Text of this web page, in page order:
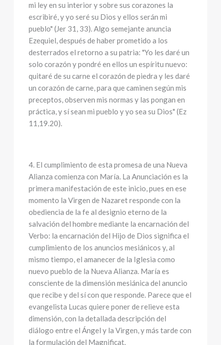
mi ley en su interior y sobre sus corazones la
escribiré, y yo seré su Dios y ellos serán mi
pueblo" (Jer 31, 33). Algo semejante anuncia
Ezequiel, después de haber prometido a los
desterrados el retorno a su patria: "Yo les daré un
solo corazón y pondré en ellos un espíritu nuevo:
quitaré de su carne el corazón de piedra y les daré
un corazón de carne, para que caminen según mis
preceptos, observen mis normas y las pongan en
práctica, y sí sean mi pueblo y yo sea su Dios" (Ez
11,19.20).
4. El cumplimiento de esta promesa de una Nueva
Alianza comienza con María. La Anunciación es la
primera manifestación de este inicio, pues en ese
momento la Virgen de Nazaret responde con la
obediencia de la fe al designio eterno de la
salvación del hombre mediante la encarnación del
Verbo: la encarnación del Hijo de Dios significa el
cumplimiento de los anuncios mesiánicos y, al
mismo tiempo, el amanecer de la Iglesia como
nuevo pueblo de la Nueva Alianza. María es
consciente de la dimensión mesiánica del anuncio
que recibe y del sí con que responde. Parece que el
evangelista Lucas quiere poner de relieve esta
dimensión, con la detallada descripción del
diálogo entre el Ángel y la Virgen, y más tarde con
la formulación del Magnificat.